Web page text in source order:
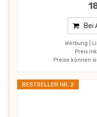
Bei
Werbung |
Preis
Preise können
BESTSELLER NR. 2